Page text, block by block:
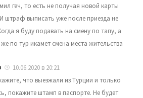
геч, то есть не получая новой карты
штраф выписать уже после приезда не
я буду подавать на смену по тапу, а
же по тур икамет смена места жительства
10.06.2020 в 20:21
что выезжали из Турции и только
покажите штамп в паспорте. Не будет